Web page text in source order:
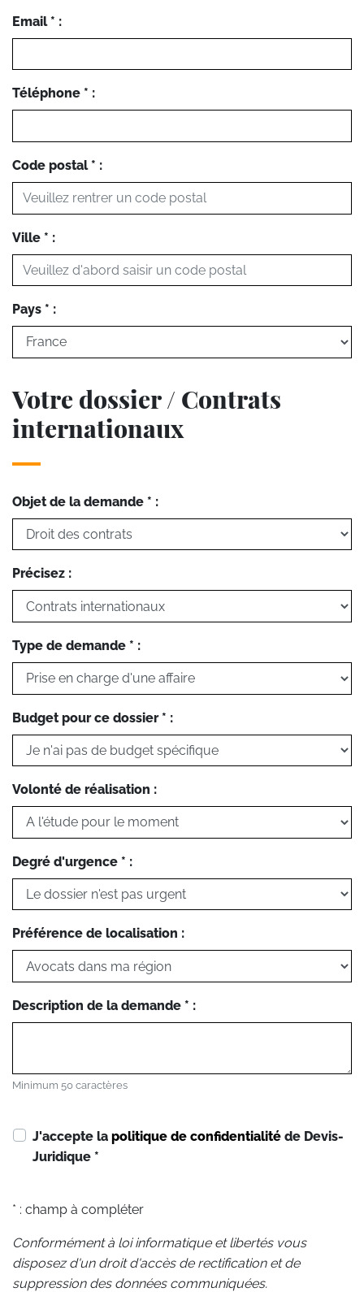
Email * :
Téléphone * :
Code postal * :
Ville * :
Pays * :
Votre dossier / Contrats
internationaux
Objet de la demande * :
Précisez :
Type de demande * :
Budget pour ce dossier * :
Volonté de réalisation :
Degré d'urgence * :
Préférence de localisation :
Description de la demande * :
Minimum 50 caractères
J'accepte la politique de confidentialité de Devis-
Juridique *
* : champ à compléter
Conformément à loi informatique et libertés vous
disposez d'un droit d'accès de rectification et de
suppression des données communiquées.